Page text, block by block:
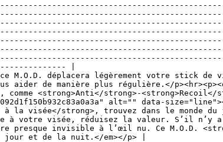
|
ce M.O.D. déplacera légèrement votre
de manière plus régulière.</
comme <strong>Anti</strong>-
alt="" data-
à la visée</strong>, trouvez dans le
à votre visée, réduisez la valeur. S’il n’y a
presque invisible à l’œil nu. Ce M.O.D.
jour et de la nuit.</em></p> |